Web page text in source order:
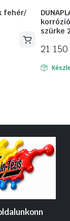
fehér/
szürke
21 150